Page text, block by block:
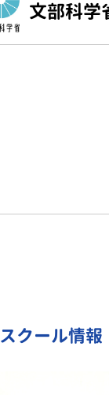
文部科学
クール情報